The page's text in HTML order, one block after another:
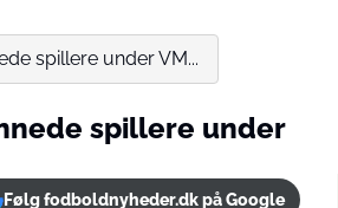
spillere under VM...
spillere under
Følg fodboldnyheder.dk på Google